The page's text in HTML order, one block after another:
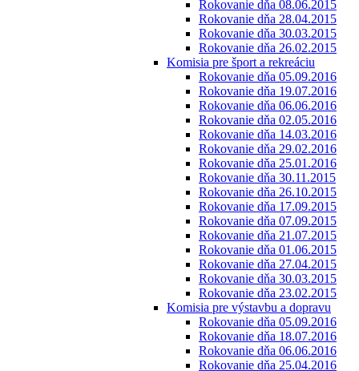
Rokovanie dňa 08.06.2015
Rokovanie dňa 28.04.2015
Rokovanie dňa 30.03.2015
Rokovanie dňa 26.02.2015
Komisia pre šport a rekreáciu
Rokovanie dňa 05.09.2016
Rokovanie dňa 19.07.2016
Rokovanie dňa 06.06.2016
Rokovanie dňa 02.05.2016
Rokovanie dňa 14.03.2016
Rokovanie dňa 29.02.2016
Rokovanie dňa 25.01.2016
Rokovanie dňa 30.11.2015
Rokovanie dňa 26.10.2015
Rokovanie dňa 17.09.2015
Rokovanie dňa 07.09.2015
Rokovanie dňa 21.07.2015
Rokovanie dňa 01.06.2015
Rokovanie dňa 27.04.2015
Rokovanie dňa 30.03.2015
Rokovanie dňa 23.02.2015
Komisia pre výstavbu a dopravu
Rokovanie dňa 05.09.2016
Rokovanie dňa 18.07.2016
Rokovanie dňa 06.06.2016
Rokovanie dňa 25.04.2016